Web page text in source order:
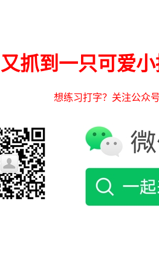
又抓到一只可爱小
想练习打字？关注公众号